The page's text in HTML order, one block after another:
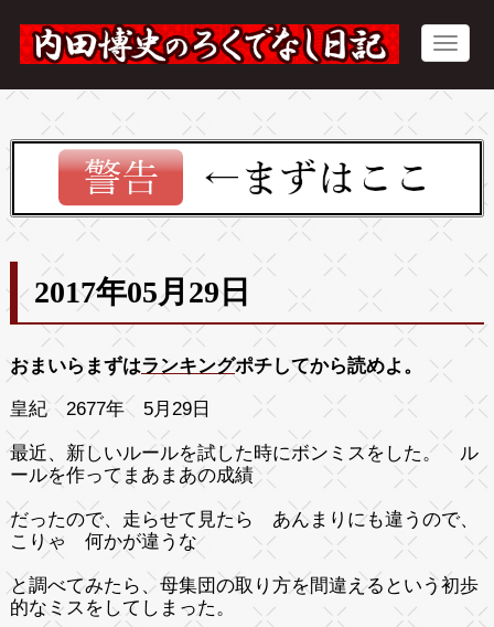
2017年05月29日
おまいらまずはランキングポチしてから読めよ。
皇紀 2677年 5月29日
最近、新しいルールを試した時にボンミスをした。 ル
ールを作ってまあまあの成績
だったので、走らせて見たら あんまりにも違うので、
こりゃ 何かが違うな
と調べてみたら、母集団の取り方を間違えるという初歩
的なミスをしてしまった。